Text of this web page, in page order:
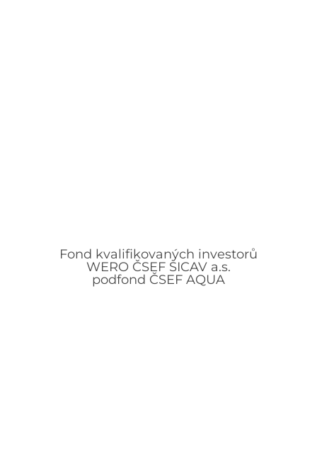
Fond kvalifikovaných investorů
WERO ČSEF SICAV a.s.
podfond ČSEF AQUA